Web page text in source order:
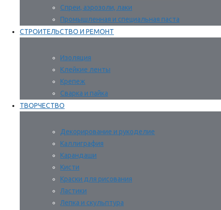
Спреи, аэрозоли, лаки
Промышленная и специальная паста
СТРОИТЕЛЬСТВО И РЕМОНТ
Изоляция
Клейкие ленты
Крепеж
Сварка и пайка
ТВОРЧЕСТВО
Декорирование и рукоделие
Каллиграфия
Карандаши
Кисти
Краски для рисования
Ластики
Лепка и скульптура